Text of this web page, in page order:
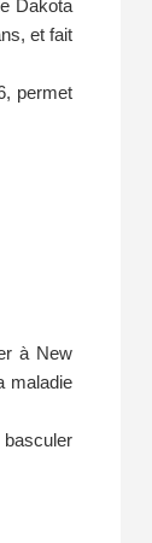
Dakota
et fait
permet
à New
maladie